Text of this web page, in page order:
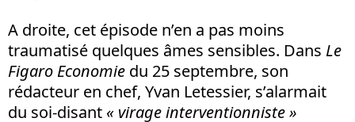
A droite, cet épisode n’en a pas moins
traumatisé quelques âmes sensibles. Dans Le
Figaro Economie du 25 septembre, son
rédacteur en chef, Yvan Letessier, s’alarmait
du soi-disant « virage interventionniste »